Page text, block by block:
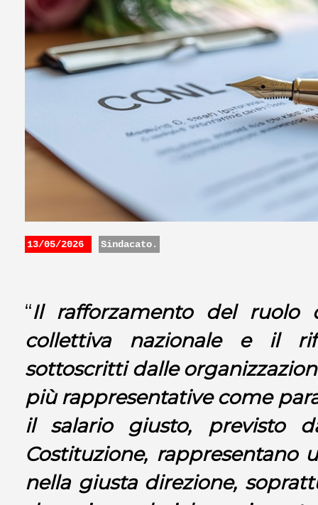
13/05/2026 Sindacato.
“Il rafforzamento del ruolo
collettiva nazionale e il
sottoscritti dalle
più rappresentative come
il salario giusto, previsto
Costituzione, rappresentano
nella giusta direzione,